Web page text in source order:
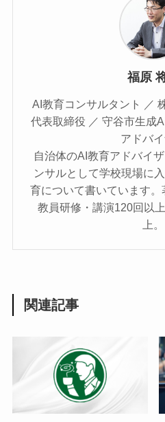
福原
AI教育コンサルタント ／
代表取締役 ／ 守谷市生成
アドバ
自治体のAI教育アドバイ
ンサルとして学校現場に
育について書いています。
教員研修・講演120回以
上。
関連記事